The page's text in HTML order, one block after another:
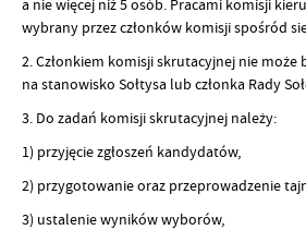
a nie więcej niż 5 osób. Pracami komisji
wybrany przez członków komisji spośród
2. Członkiem komisji skrutacyjnej nie może
na stanowisko Sołtysa lub członka Rady
3. Do zadań komisji skrutacyjnej należy:
1) przyjęcie zgłoszeń kandydatów,
2) przygotowanie oraz przeprowadzenie
3) ustalenie wyników wyborów,